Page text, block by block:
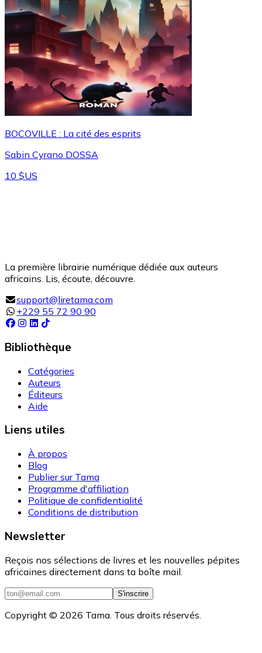
BOCOVILLE : La cité des esprits
Sabin Cyrano DOSSA
10 $US
La première librairie numérique dédiée aux auteurs
africains. Lis, écoute, découvre.
support@liretama.com
+229 55 72 90 90
Bibliothèque
Catégories
Auteurs
Éditeurs
Aide
Liens utiles
À propos
Blog
Publier sur Tama
Programme d'affiliation
Politique de confidentialité
Conditions de distribution
Newsletter
Reçois nos sélections de livres et les nouvelles pépites
africaines directement dans ta boîte mail.
S'inscrire
Copyright © 2026 Tama. Tous droits réservés.